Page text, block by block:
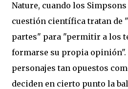
Nature, cuando los
cuestión científica tratan de
partes" para "permitir a los
formarse su propia opinión".
personajes tan opuestos
deciden en cierto punto la